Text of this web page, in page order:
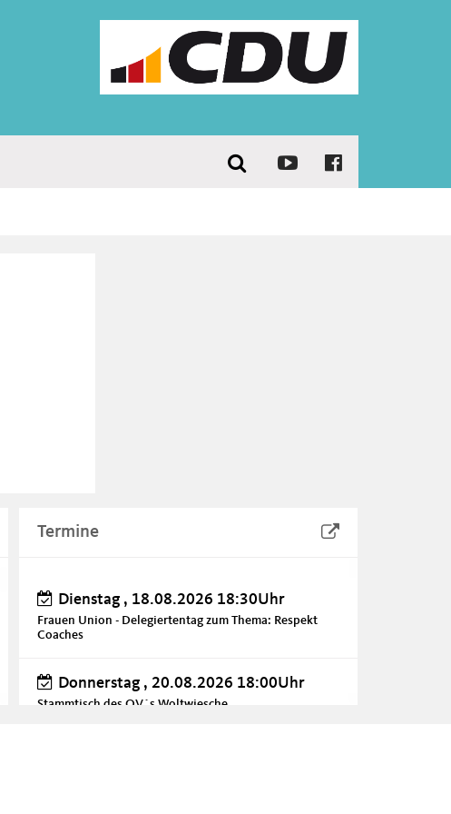
Termine
Dienstag , 18.08.2026 18:30Uhr
Frauen Union - Delegiertentag zum Thema: Respekt
Coaches
Donnerstag , 20.08.2026 18:00Uhr
Stammtisch des OV´s Woltwiesche